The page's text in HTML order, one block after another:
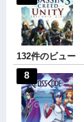
132件のビュー